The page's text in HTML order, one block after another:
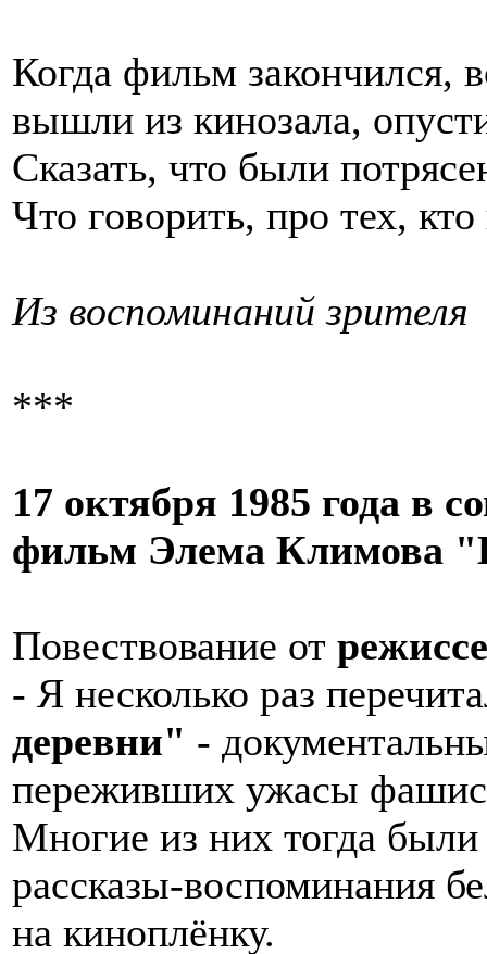
Когда фильм закончился,
вышли из кинозала,
Сказать, что были
Что говорить, про тех,
Из воспоминаний зрителя
***
17 октября 1985 года в
фильм Элема Климова
Повествование от
- Я несколько раз
деревни" -
переживших ужасы
Многие из них тогда
рассказы-воспоминания
на киноплёнку.